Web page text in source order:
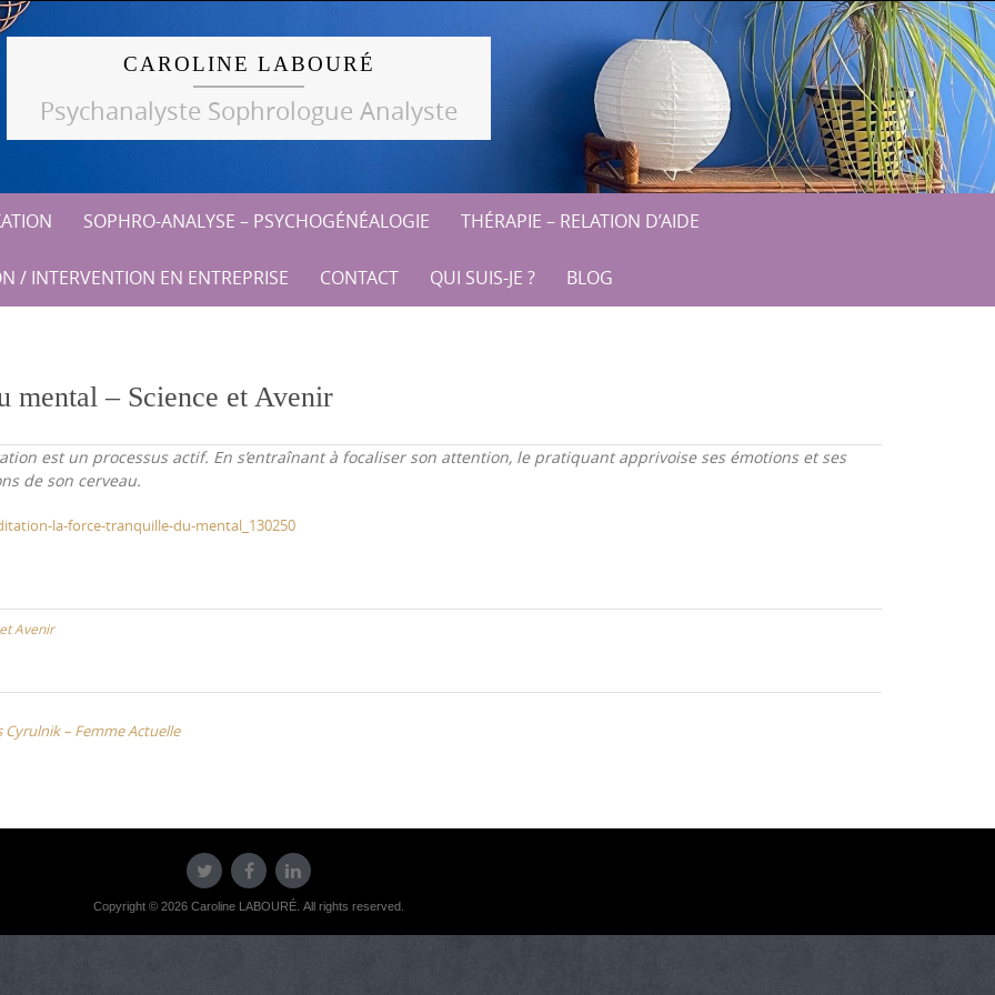
CAROLINE LABOURÉ
Psychanalyste Sophrologue Analyste
SOPHRO-ANALYSE – PSYCHOGÉNÉALOGIE THÉRAPIE – RELATION D’AIDE
/ INTERVENTION EN ENTREPRISE CONTACT QUI SUIS-JE ? BLOG
– Science et Avenir
est un processus actif. En s’entraînant à focaliser son attention, le pratiquant apprivoise ses émotions et ses
de son cerveau.
la-force-tranquille-du-mental_130250
Avenir
– Femme Actuelle
Copyright © 2026 Caroline LABOURÉ. All rights reserved.